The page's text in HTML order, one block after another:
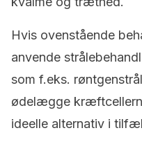
Hvis ovenstående
anvende
som f.eks.
ødelægge
ideelle alternativ i